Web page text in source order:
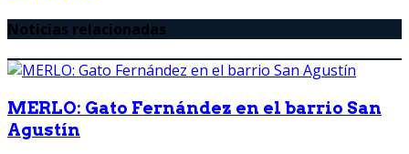
Noticias relacionadas
MERLO: Gato Fernández en el barrio San
Agustín